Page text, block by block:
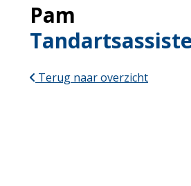
Pam
Terug naar overzicht